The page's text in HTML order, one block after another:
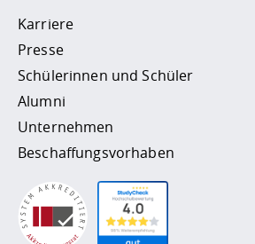
Karriere
Presse
Schülerinnen und Schüler
Alumni
Unternehmen
Beschaffungsvorhaben